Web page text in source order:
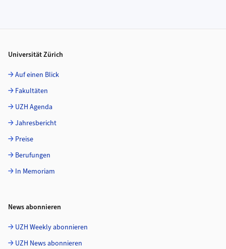
Universität Zürich
Auf einen Blick
Fakultäten
UZH Agenda
Jahresbericht
Preise
Berufungen
In Memoriam
News abonnieren
UZH Weekly abonnieren
UZH News abonnieren